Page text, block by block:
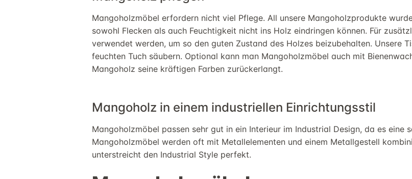
Mangoholzmöbel erfordern nicht viel Pflege. All unsere Mangoholzprodukte
sowohl Flecken als auch Feuchtigkeit nicht ins Holz eindringen können. Für
verwendet werden, um so den guten Zustand des Holzes beizubehalten. Unsere
feuchten Tuch säubern. Optional kann man Mangoholzmöbel auch mit
Mangoholz seine kräftigen Farben zurückerlangt.
Mangoholz in einem industriellen Einrichtungsstil
Mangoholzmöbel passen sehr gut in ein Interieur im Industrial Design, da es eine
Mangoholzmöbel werden oft mit Metallelementen und einem Metallgestell
unterstreicht den Industrial Style perfekt.